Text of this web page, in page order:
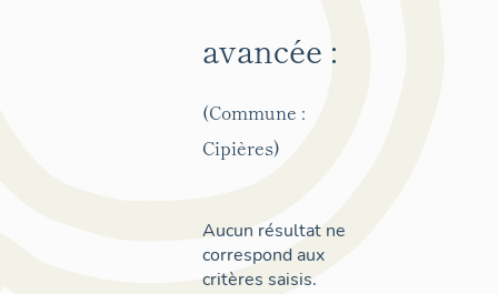
avancée :
(Commune :
Cipières)
Aucun résultat ne
correspond aux
critères saisis.